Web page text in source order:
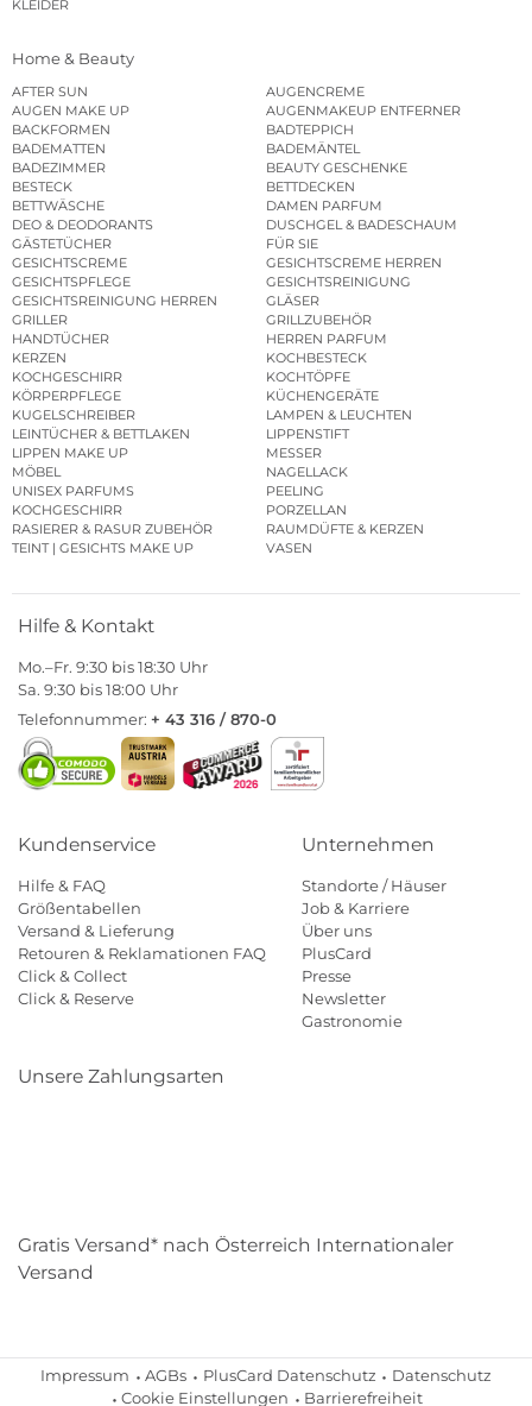
KLEIDER
Home & Beauty
AFTER SUN
AUGENCREME
AUGEN MAKE UP
AUGENMAKEUP ENTFERNER
BACKFORMEN
BADTEPPICH
BADEMATTEN
BADEMÄNTEL
BADEZIMMER
BEAUTY GESCHENKE
BESTECK
BETTDECKEN
BETTWÄSCHE
DAMEN PARFUM
DEO & DEODORANTS
DUSCHGEL & BADESCHAUM
GÄSTETÜCHER
FÜR SIE
GESICHTSCREME
GESICHTSCREME HERREN
GESICHTSPFLEGE
GESICHTSREINIGUNG
GESICHTSREINIGUNG HERREN
GLÄSER
GRILLER
GRILLZUBEHÖR
HANDTÜCHER
HERREN PARFUM
KERZEN
KOCHBESTECK
KOCHGESCHIRR
KOCHTÖPFE
KÖRPERPFLEGE
KÜCHENGERÄTE
KUGELSCHREIBER
LAMPEN & LEUCHTEN
LEINTÜCHER & BETTLAKEN
LIPPENSTIFT
LIPPEN MAKE UP
MESSER
MÖBEL
NAGELLACK
UNISEX PARFUMS
PEELING
KOCHGESCHIRR
PORZELLAN
RASIERER & RASUR ZUBEHÖR
RAUMDÜFTE & KERZEN
TEINT | GESICHTS MAKE UP
VASEN
Hilfe & Kontakt
Mo.–Fr. 9:30 bis 18:30 Uhr
Sa. 9:30 bis 18:00 Uhr
Telefonnummer: + 43 316 / 870-0
Kundenservice
Hilfe & FAQ
Größentabellen
Versand & Lieferung
Retouren & Reklamationen FAQ
Click & Collect
Click & Reserve
Unternehmen
Standorte / Häuser
Job & Karriere
Über uns
PlusCard
Presse
Newsletter
Gastronomie
Unsere Zahlungsarten
Gratis Versand* nach Österreich Internationaler
Versand
Impressum AGBs PlusCard Datenschutz
Datenschutz
Cookie Einstellungen
Barrierefreiheit